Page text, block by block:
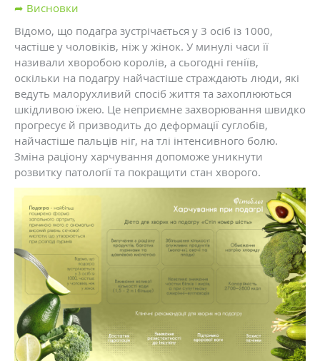
➦ Висновки
Відомо, що подагра зустрічається у 3 осіб із 1000,
частіше у чоловіків, ніж у жінок. У минулі часи її
називали хворобою королів, а сьогодні геніїв,
оскільки на подагру найчастіше страждають люди, які
ведуть малорухливий спосіб життя та захоплюються
шкідливою їжею. Це неприємне захворювання швидко
прогресує й призводить до деформації суглобів,
найчастіше пальців ніг, на тлі інтенсивного болю.
Зміна раціону харчування допоможе уникнути
розвитку патології та покращити стан хворого.